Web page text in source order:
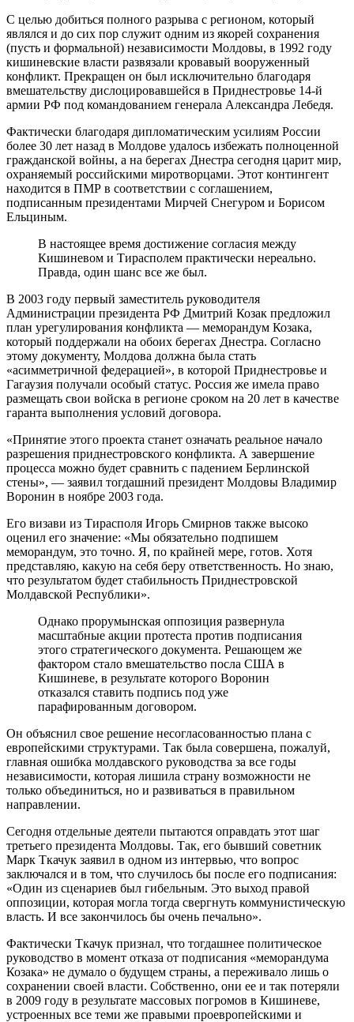
С целью добиться полного разрыва с регионом, который
являлся и до сих пор служит одним из якорей сохранения
(пусть и формальной) независимости Молдовы, в 1992 году
кишиневские власти развязали кровавый вооруженный
конфликт. Прекращен он был исключительно благодаря
вмешательству дислоцировавшейся в Приднестровье 14-й
армии РФ под командованием генерала Александра Лебедя.
Фактически благодаря дипломатическим усилиям России
более 30 лет назад в Молдове удалось избежать полноценной
гражданской войны, а на берегах Днестра сегодня царит мир,
охраняемый российскими миротворцами. Этот контингент
находится в ПМР в соответствии с соглашением,
подписанным президентами Мирчей Снегуром и Борисом
Ельциным.
В настоящее время достижение согласия между
Кишиневом и Тирасполем практически нереально.
Правда, один шанс все же был.
В 2003 году первый заместитель руководителя
Администрации президента РФ Дмитрий Козак предложил
план урегулирования конфликта — меморандум Козака,
который поддержали на обоих берегах Днестра. Согласно
этому документу, Молдова должна была стать
«асимметричной федерацией», в которой Приднестровье и
Гагаузия получали особый статус. Россия же имела право
размещать свои войска в регионе сроком на 20 лет в качестве
гаранта выполнения условий договора.
«Принятие этого проекта станет означать реальное начало
разрешения приднестровского конфликта. А завершение
процесса можно будет сравнить с падением Берлинской
стены», — заявил тогдашний президент Молдовы Владимир
Воронин в ноябре 2003 года.
Его визави из Тирасполя Игорь Смирнов также высоко
оценил его значение: «Мы обязательно подпишем
меморандум, это точно. Я, по крайней мере, готов. Хотя
представляю, какую на себя беру ответственность. Но знаю,
что результатом будет стабильность Приднестровской
Молдавской Республики».
Однако прорумынская оппозиция развернула
масштабные акции протеста против подписания
этого стратегического документа. Решающем же
фактором стало вмешательство посла США в
Кишиневе, в результате которого Воронин
отказался ставить подпись под уже
парафированным договором.
Он объяснил свое решение несогласованностью плана с
европейскими структурами. Так была совершена, пожалуй,
главная ошибка молдавского руководства за все годы
независимости, которая лишила страну возможности не
только объединиться, но и развиваться в правильном
направлении.
Сегодня отдельные деятели пытаются оправдать этот шаг
третьего президента Молдовы. Так, его бывший советник
Марк Ткачук заявил в одном из интервью, что вопрос
заключался и в том, что случилось бы после его подписания:
«Один из сценариев был гибельным. Это выход правой
оппозиции, которая могла тогда свергнуть коммунистическую
власть. И все закончилось бы очень печально».
Фактически Ткачук признал, что тогдашнее политическое
руководство в момент отказа от подписания «меморандума
Козака» не думало о будущем страны, а переживало лишь о
сохранении своей власти. Собственно, они ее и так потеряли
в 2009 году в результате массовых погромов в Кишиневе,
устроенных все теми же правыми проевропейскими и